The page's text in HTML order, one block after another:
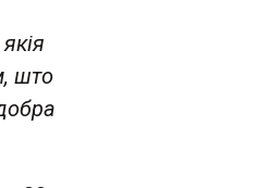
што